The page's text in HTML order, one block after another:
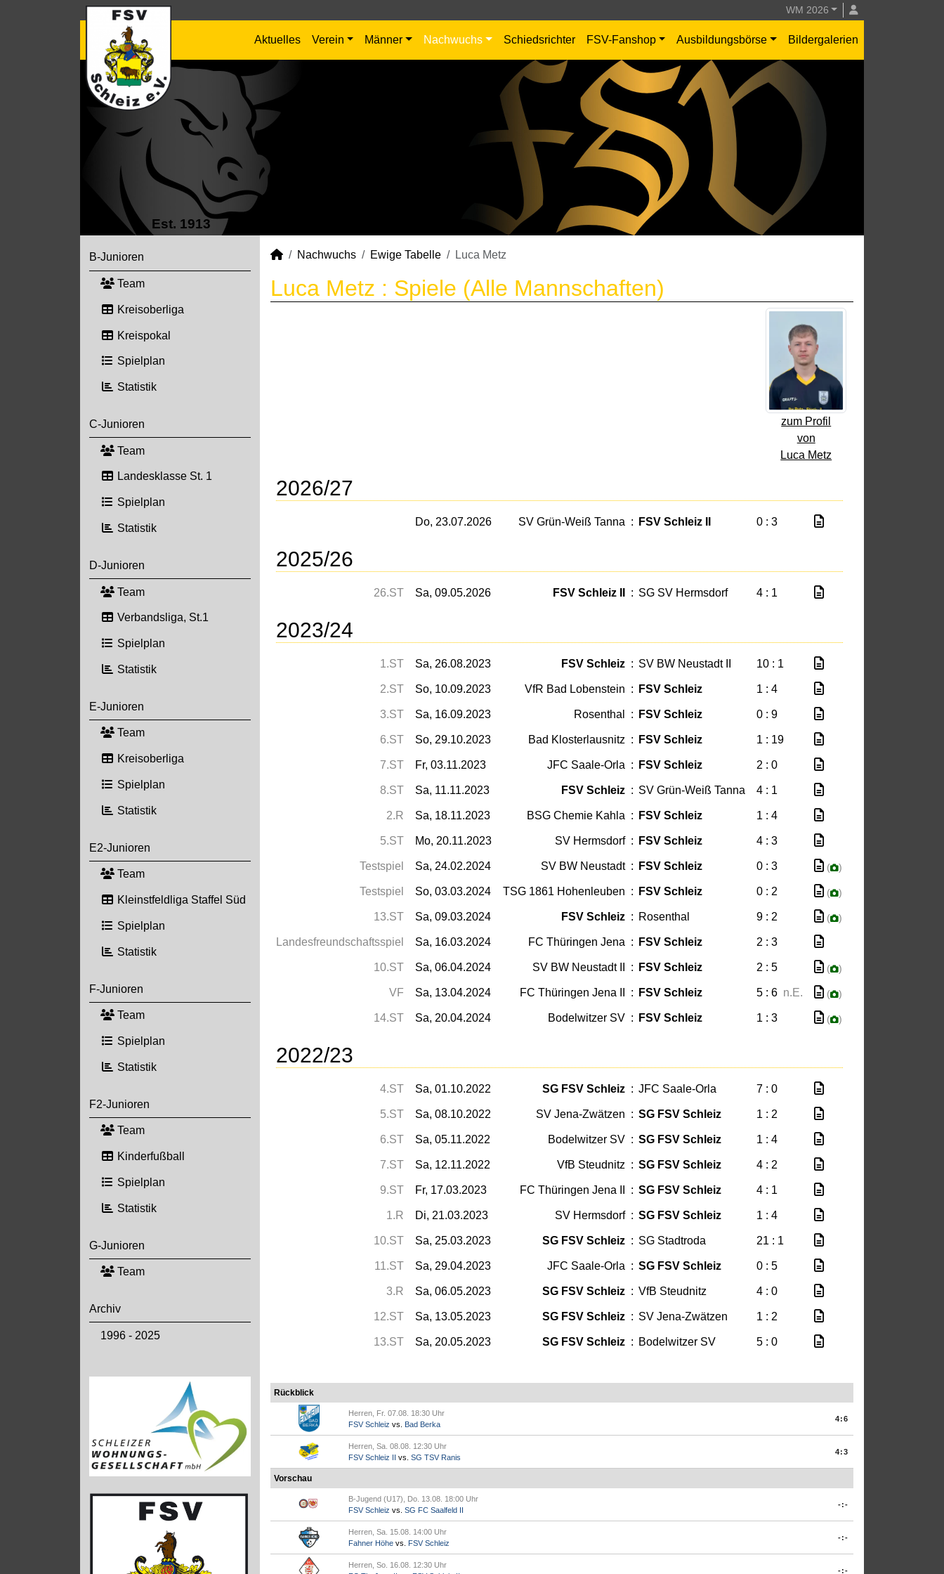
WM 2026
Aktuelles Verein Männer Nachwuchs Schiedsrichter FSV-Fanshop Ausbildungsbörse Bildergalerien
Est. 1913
B-Junioren
Team
Kreisoberliga
Kreispokal
Spielplan
Statistik
C-Junioren
Team
Landesklasse St. 1
Spielplan
Statistik
D-Junioren
Team
Verbandsliga, St.1
Spielplan
Statistik
E-Junioren
Team
Kreisoberliga
Spielplan
Statistik
E2-Junioren
Team
Kleinstfeldliga Staffel Süd
Spielplan
Statistik
F-Junioren
Team
Spielplan
Statistik
F2-Junioren
Team
Kinderfußball
Spielplan
Statistik
G-Junioren
Team
Archiv
1996 - 2025
Nachwuchs Ewige Tabelle Luca Metz
Luca Metz : Spiele (Alle Mannschaften)
zum Profil
von
Luca Metz
2026/27
Do, 23.07.2026 SV Grün-Weiß Tanna : FSV Schleiz II 0 : 3
2025/26
26.ST Sa, 09.05.2026 FSV Schleiz II : SG SV Hermsdorf 4 : 1
2023/24
1.ST Sa, 26.08.2023 FSV Schleiz : SV BW Neustadt II 10 : 1
2.ST So, 10.09.2023 VfR Bad Lobenstein : FSV Schleiz 1 : 4
3.ST Sa, 16.09.2023 Rosenthal : FSV Schleiz 0 : 9
6.ST So, 29.10.2023 Bad Klosterlausnitz : FSV Schleiz 1 : 19
7.ST Fr, 03.11.2023 JFC Saale-Orla : FSV Schleiz 2 : 0
8.ST Sa, 11.11.2023 FSV Schleiz : SV Grün-Weiß Tanna 4 : 1
2.R Sa, 18.11.2023 BSG Chemie Kahla : FSV Schleiz 1 : 4
5.ST Mo, 20.11.2023 SV Hermsdorf : FSV Schleiz 4 : 3
Testspiel Sa, 24.02.2024 SV BW Neustadt : FSV Schleiz 0 : 3 ( )
Testspiel So, 03.03.2024 TSG 1861 Hohenleuben : FSV Schleiz 0 : 2 ( )
13.ST Sa, 09.03.2024 FSV Schleiz : Rosenthal 9 : 2 ( )
Landesfreundschaftsspiel Sa, 16.03.2024 FC Thüringen Jena : FSV Schleiz 2 : 3
10.ST Sa, 06.04.2024 SV BW Neustadt II : FSV Schleiz 2 : 5 ( )
VF Sa, 13.04.2024 FC Thüringen Jena II : FSV Schleiz 5 : 6 n.E. ( )
14.ST Sa, 20.04.2024 Bodelwitzer SV : FSV Schleiz 1 : 3 ( )
2022/23
4.ST Sa, 01.10.2022 SG FSV Schleiz : JFC Saale-Orla 7 : 0
5.ST Sa, 08.10.2022 SV Jena-Zwätzen : SG FSV Schleiz 1 : 2
6.ST Sa, 05.11.2022 Bodelwitzer SV : SG FSV Schleiz 1 : 4
7.ST Sa, 12.11.2022 VfB Steudnitz : SG FSV Schleiz 4 : 2
9.ST Fr, 17.03.2023 FC Thüringen Jena II : SG FSV Schleiz 4 : 1
1.R Di, 21.03.2023 SV Hermsdorf : SG FSV Schleiz 1 : 4
10.ST Sa, 25.03.2023 SG FSV Schleiz : SG Stadtroda 21 : 1
11.ST Sa, 29.04.2023 JFC Saale-Orla : SG FSV Schleiz 0 : 5
3.R Sa, 06.05.2023 SG FSV Schleiz : VfB Steudnitz 4 : 0
12.ST Sa, 13.05.2023 SG FSV Schleiz : SV Jena-Zwätzen 1 : 2
13.ST Sa, 20.05.2023 SG FSV Schleiz : Bodelwitzer SV 5 : 0
Rückblick
Herren, Fr. 07.08. 18:30 Uhr
FSV Schleiz vs. Bad Berka
4:6
Herren, Sa. 08.08. 12:30 Uhr
FSV Schleiz II vs. SG TSV Ranis
4:3
Vorschau
B-Jugend (U17), Do. 13.08. 18:00 Uhr
FSV Schleiz vs. SG FC Saalfeld II
-:-
Herren, Sa. 15.08. 14:00 Uhr
Fahner Höhe vs. FSV Schleiz
-:-
Herren, So. 16.08. 12:30 Uhr
-:-